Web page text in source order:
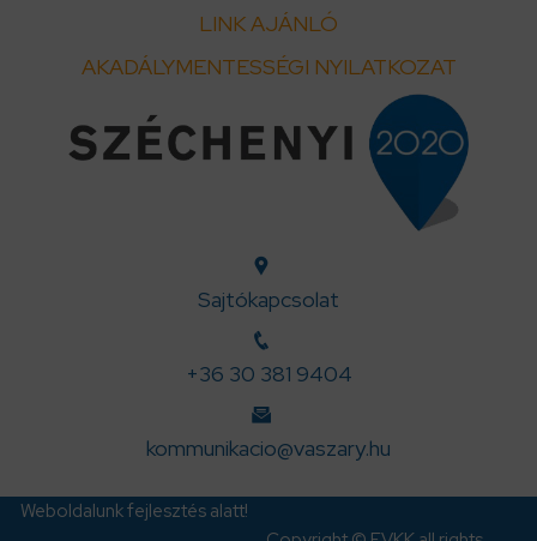
LINK AJÁNLÓ
AKADÁLYMENTESSÉGI NYILATKOZAT
Sajtókapcsolat
+36 30 381 9404
kommunikacio@vaszary.hu
Weboldalunk fejlesztés alatt!